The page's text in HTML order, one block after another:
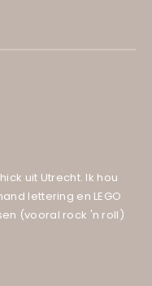
uit Utrecht. Ik hou
lettering en LEGO
(vooral rock 'n roll)